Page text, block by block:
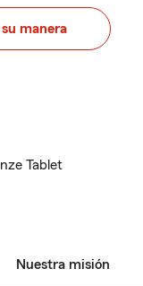
su manera
Tablet
Nuestra misión